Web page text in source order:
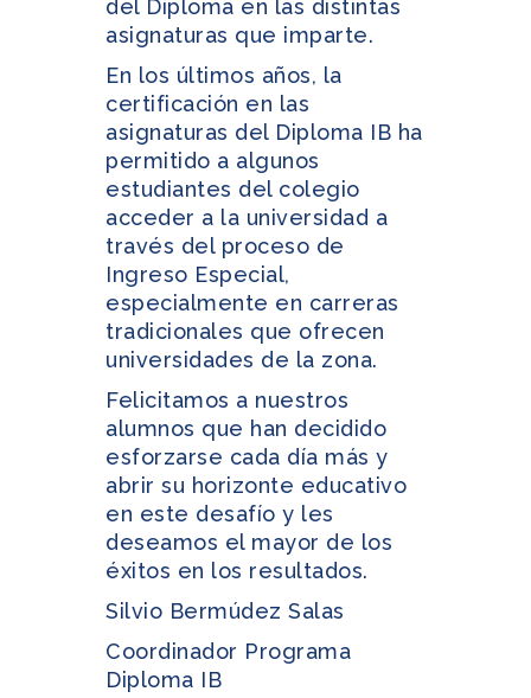
del Diploma en las distintas
asignaturas que imparte.
En los últimos años, la
certificación en las
asignaturas del Diploma IB ha
permitido a algunos
estudiantes del colegio
acceder a la universidad a
través del proceso de
Ingreso Especial,
especialmente en carreras
tradicionales que ofrecen
universidades de la zona.
Felicitamos a nuestros
alumnos que han decidido
esforzarse cada día más y
abrir su horizonte educativo
en este desafío y les
deseamos el mayor de los
éxitos en los resultados.
Silvio Bermúdez Salas
Coordinador Programa
Diploma IB